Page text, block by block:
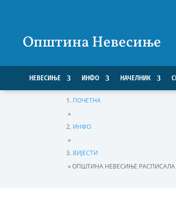
Општина Невесиње
НЕВЕСИЊЕ ИНФО НАЧЕЛНИК
ПОЧЕТНА
»
ИНФО
»
ВИЈЕСТИ
»ОПШТИНА НЕВЕСИЊЕ РАСПИСАЛА